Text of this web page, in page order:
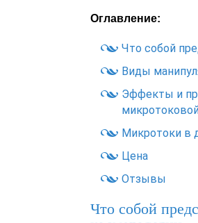
Оглавление:
Что собой
Виды
Эффекты и
Микротоки в
Цена
Отзывы
Что собой